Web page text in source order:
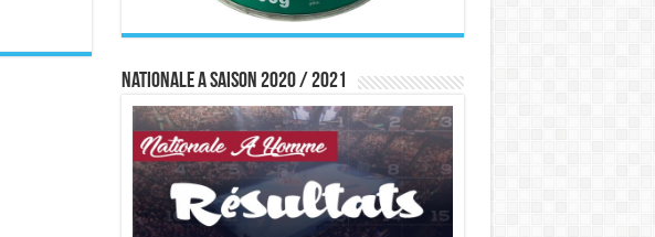
Nationale A saison 2020 / 2021